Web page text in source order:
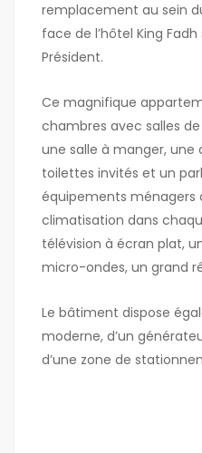
remplacement au sein
face de l’hôtel King
Président.
Ce magnifique
chambres avec salles
une salle à manger, une
toilettes invités et un
équipements ménagers
climatisation dans
télévision à écran plat,
micro-ondes, un grand
Le bâtiment dispose
moderne, d’un
d’une zone de